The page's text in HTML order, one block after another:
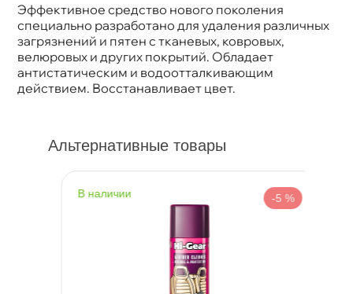
Эффективное средство нового поколения
специально разработано для удаления различных
загрязнений и пятен с тканевых, ковровых,
елюровых и других покрытий. Обладает
антистатическим и водоотталкивающим
действием. Восстанавливает цвет.
Бренд
3TON
Объем
520мл
Артикул
40024
Альтернативные товары
наличии -5 %